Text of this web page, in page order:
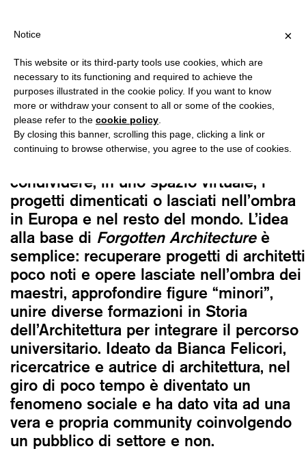
?
Bianca Felicori
FORGOTTEN ARCHITECTURE
40,00€
Forgotten Architecturenasce come
condividere, in uno spazio virtuale, i
progetti dimenticati o lasciati nell’ombra
in Europa e nel resto del mondo. L’idea
alla base di Forgotten Architectureè
semplice: recuperare progetti di architetti
poco noti e opere lasciate nell’ombra dei
maestri, approfondire figure “minori”,
unire diverse formazioni in Storia
dell’Architettura per integrare il percorso
universitario. Ideato da Bianca Felicori,
ricercatrice e autrice di architettura, nel
giro di poco tempo è diventato un
fenomeno sociale e ha dato vita ad una
vera e propria community coinvolgendo
un pubblico di settore e non.
×
Notice
This website or its third-party tools use cookies, which are
necessary to its functioning and required to achieve the
purposes illustrated in the cookie policy. If you want to know
more or withdraw your consent to all or some of the cookies,
please refer to the cookie policy
By closing this banner, scrolling this page, clicking a link or
continuing to browse otherwise, you agree to the use of cookies.